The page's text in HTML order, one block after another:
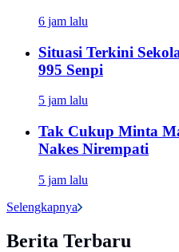
6 jam lalu
Situasi Terkini
995 Senpi
5 jam lalu
Tak Cukup Minta
Nakes Nirempati
5 jam lalu
Selengkapnya
Berita Terbaru